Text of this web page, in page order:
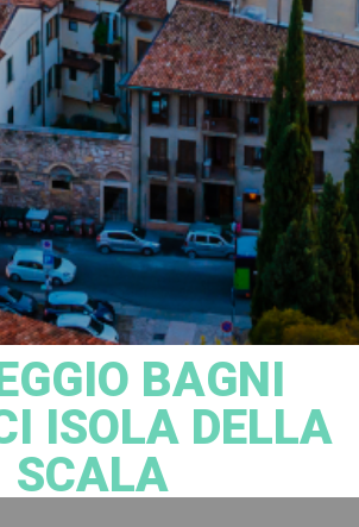
BAGNI
ISOLA DELLA
SCALA